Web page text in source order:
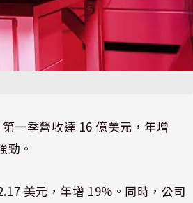
一季營收達 16 億美元，年增
勁。
美元，年增 19%。同時，公司